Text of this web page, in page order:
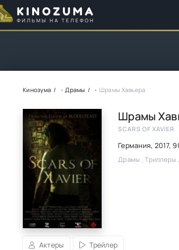
KINOZUMA
ФИЛЬМЫ НА ТЕЛЕФОН
Кинозума •Драмы • Шрамы Хавьера
Шрамы
SCARS OF XAVIER
Германия, 2017,
Драмы , Триллеры
Актеры Трейлер